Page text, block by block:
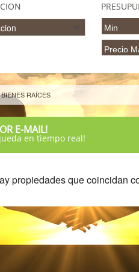
RAÍCES
E-MAIL!
en tiempo real!
propiedades que coincidan